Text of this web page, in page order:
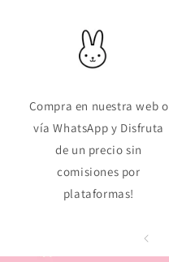
Compra en nuestra web o
vía WhatsApp y Disfruta
de un precio sin
comisiones por
plataformas!